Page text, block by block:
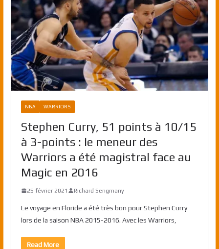
NBA WARRIORS
Stephen Curry, 51 points à 10/15
à 3-points : le meneur des
Warriors a été magistral face au
Magic en 2016
25 février 2021 Richard Sengmany
Le voyage en Floride a été très bon pour Stephen Curry
lors de la saison NBA 2015-2016. Avec les Warriors,
Read More